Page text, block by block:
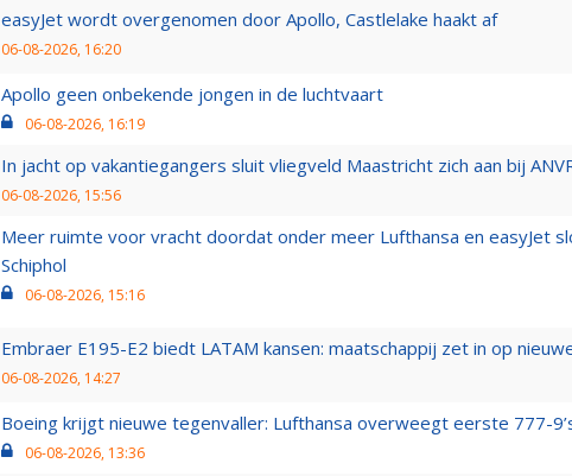
easyJet wordt overgenomen door Apollo, Castlelake haakt af
06-08-2026, 16:20
Apollo geen onbekende jongen in de luchtvaart
06-08-2026, 16:19
In jacht op vakantiegangers sluit vliegveld Maastricht zich aan bij
06-08-2026, 15:56
Meer ruimte voor vracht doordat onder meer Lufthansa en easyJet
Schiphol
06-08-2026, 15:16
Embraer E195-E2 biedt LATAM kansen: maatschappij zet in op
06-08-2026, 14:27
Boeing krijgt nieuwe tegenvaller: Lufthansa overweegt eerste 777-
06-08-2026, 13:36